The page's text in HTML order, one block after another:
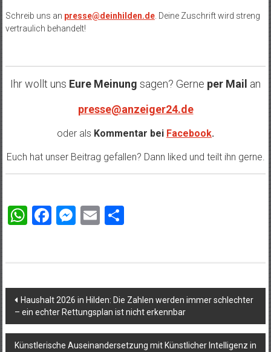
Schreib uns an presse@deinhilden.de. Deine Zuschrift wird streng
vertraulich behandelt!
Ihr wollt uns Eure Meinung sagen? Gerne per Mail an
presse@anzeiger24.de
oder als Kommentar bei Facebook.
Euch hat unser Beitrag gefallen? Dann liked und teilt ihn gerne.
WhatsApp
Facebook
Messenger
Email
Beitragsnavigation
Haushalt 2026 in Hilden: Die Zahlen werden immer schlechter
– ein echter Rettungsplan ist nicht erkennbar
Künstlerische Auseinandersetzung mit Künstlicher Intelligenz in